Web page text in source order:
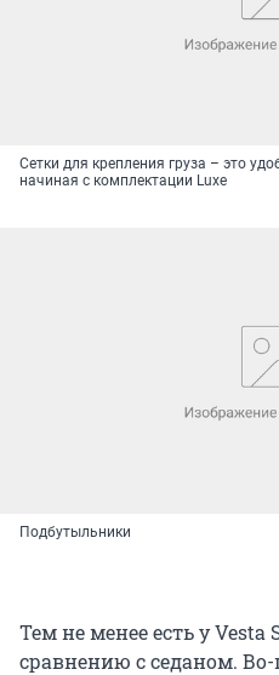
Сетки для крепления груза – это
начиная с комплектации Luxe
Подбутыльники
Тем не менее есть у
сравнению с седаном.